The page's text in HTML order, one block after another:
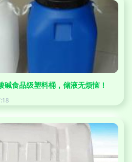
食品级塑料桶，储液无烦恼！